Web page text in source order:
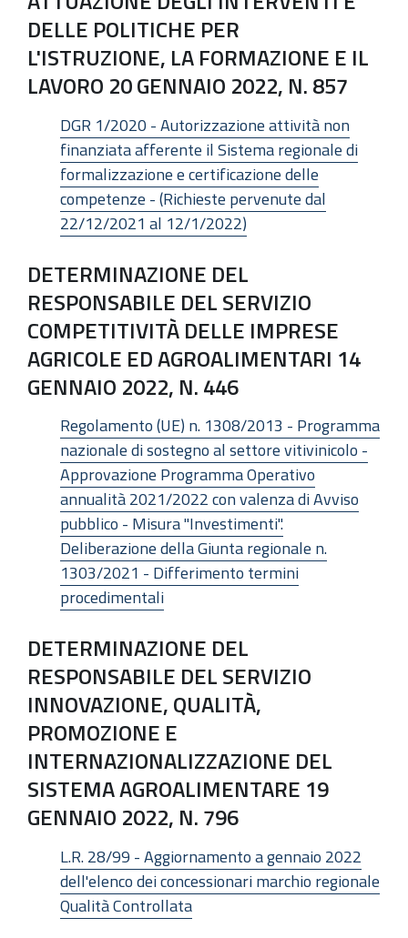
DELLE POLITICHE PER
L'ISTRUZIONE, LA FORMAZIONE E IL
LAVORO 20 GENNAIO 2022, N. 857
DGR 1/2020 - Autorizzazione attività non
finanziata afferente il Sistema regionale di
formalizzazione e certificazione delle
competenze - (Richieste pervenute dal
22/12/2021 al 12/1/2022)
DETERMINAZIONE DEL
RESPONSABILE DEL SERVIZIO
COMPETITIVITÀ DELLE IMPRESE
AGRICOLE ED AGROALIMENTARI 14
GENNAIO 2022, N. 446
Regolamento (UE) n. 1308/2013 - Programma
nazionale di sostegno al settore vitivinicolo -
Approvazione Programma Operativo
annualità 2021/2022 con valenza di Avviso
pubblico - Misura "Investimenti".
Deliberazione della Giunta regionale n.
1303/2021 - Differimento termini
procedimentali
DETERMINAZIONE DEL
RESPONSABILE DEL SERVIZIO
INNOVAZIONE, QUALITÀ,
PROMOZIONE E
INTERNAZIONALIZZAZIONE DEL
SISTEMA AGROALIMENTARE 19
GENNAIO 2022, N. 796
L.R. 28/99 - Aggiornamento a gennaio 2022
dell'elenco dei concessionari marchio regionale
Qualità Controllata